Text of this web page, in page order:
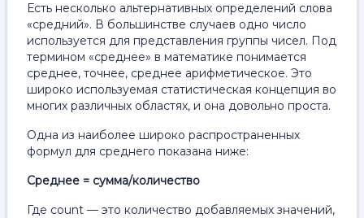
Есть несколько альтернативных определений слова
«средний». В большинстве случаев одно число
используется для представления группы чисел. Под
термином «среднее» в математике понимается
среднее, точнее, среднее арифметическое. Это
широко используемая статистическая концепция во
многих различных областях, и она довольно проста.
Одна из наиболее широко распространенных
формул для среднего показана ниже:
Среднее = сумма/количество
Где count — это количество добавляемых значений,